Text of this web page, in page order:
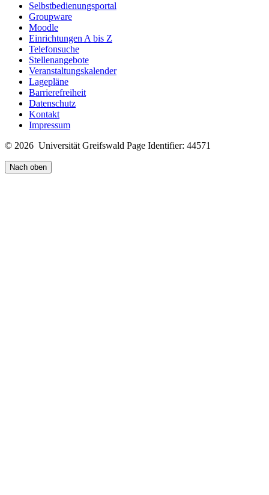
Selbstbedienungsportal
Groupware
Moodle
Einrichtungen A bis Z
Telefonsuche
Stellenangebote
Veranstaltungskalender
Lagepläne
Barrierefreiheit
Datenschutz
Kontakt
Impressum
© 2026 Universität Greifswald Page Identifier: 44571
Nach oben